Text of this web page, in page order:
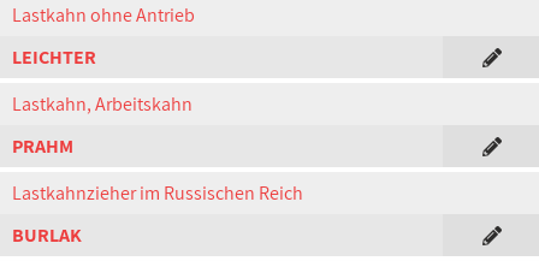
Lastkahn ohne Antrieb
LEICHTER
Lastkahn, Arbeitskahn
PRAHM
Lastkahnzieher im Russischen Reich
BURLAK